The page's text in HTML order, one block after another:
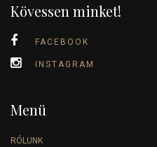
Kövessen minket!
FACEBOOK
INSTAGRAM
Menü
RÓLUNK